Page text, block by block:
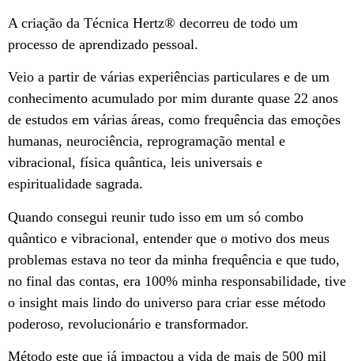
A criação da Técnica Hertz®️ decorreu de todo um
processo de aprendizado pessoal.
Veio a partir de várias experiências particulares e de um
conhecimento acumulado por mim durante quase 22 anos
de estudos em várias áreas, como frequência das emoções
humanas, neurociência, reprogramação mental e
vibracional, física quântica, leis universais e
espiritualidade sagrada.
Quando consegui reunir tudo isso em um só combo
quântico e vibracional, entender que o motivo dos meus
problemas estava no teor da minha frequência e que tudo,
no final das contas, era 100% minha responsabilidade, tive
o insight mais lindo do universo para criar esse método
poderoso, revolucionário e transformador.
Método este que já impactou a vida de mais de 500 mil